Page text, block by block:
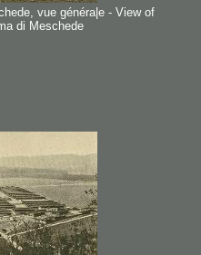
vue généra|e - View of
di Meschede